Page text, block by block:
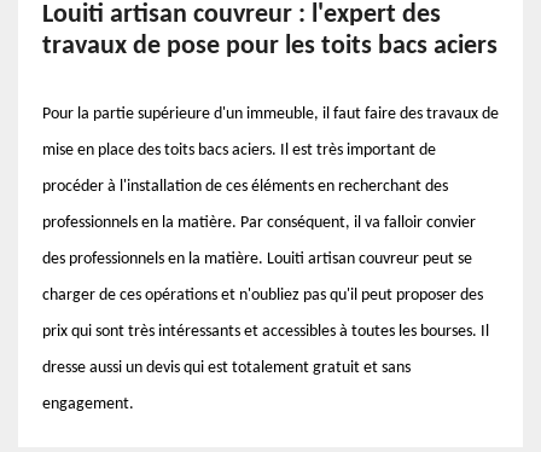
Louiti artisan couvreur : l'expert des
travaux de pose pour les toits bacs aciers
Pour la partie supérieure d'un immeuble, il faut faire des travaux de
mise en place des toits bacs aciers. Il est très important de
procéder à l'installation de ces éléments en recherchant des
professionnels en la matière. Par conséquent, il va falloir convier
des professionnels en la matière. Louiti artisan couvreur peut se
charger de ces opérations et n'oubliez pas qu'il peut proposer des
prix qui sont très intéressants et accessibles à toutes les bourses. Il
dresse aussi un devis qui est totalement gratuit et sans
engagement.